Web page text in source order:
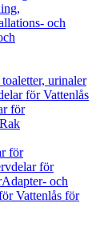
och
urinaler
för Vattenlås
för
för
för
Adapter- och
Vattenlås för